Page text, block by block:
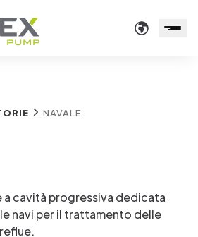
NAVALE
a cavità progressiva dedicata
navi per il trattamento delle